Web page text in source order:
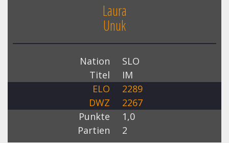
Laura
Unuk
Nation
SLO
Titel
IM
ELO
2289
DWZ
2267
Punkte
1,0
Partien
2